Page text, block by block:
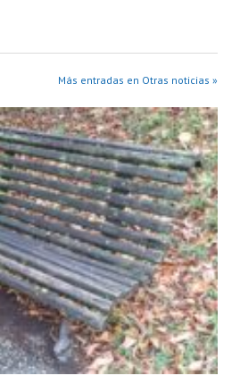
Más entradas en Otras noticias »